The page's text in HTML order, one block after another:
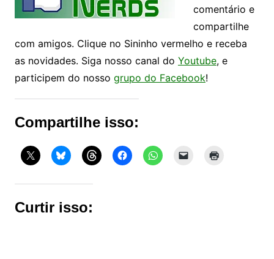
comentário e
compartilhe
com amigos. Clique no Sininho vermelho e receba
as novidades. Siga nosso canal do Youtube, e
participem do nosso grupo do Facebook!
Compartilhe isso:
Curtir isso: